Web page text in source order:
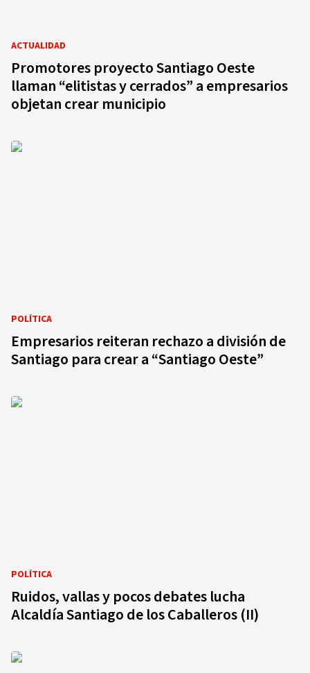
ACTUALIDAD
Promotores proyecto Santiago Oeste
llaman “elitistas y cerrados” a empresarios
objetan crear municipio
POLÍTICA
Empresarios reiteran rechazo a división de
Santiago para crear a “Santiago Oeste”
POLÍTICA
Ruidos, vallas y pocos debates lucha
Alcaldía Santiago de los Caballeros (II)